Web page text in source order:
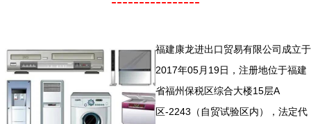
福建康龙进出口贸易有限公司成立于
2017年05月19日，注册地位于福建
省福州保税区综合大楼15层A
区-2243（自贸试验区内），法定代